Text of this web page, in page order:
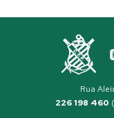
Rua
226 198 460